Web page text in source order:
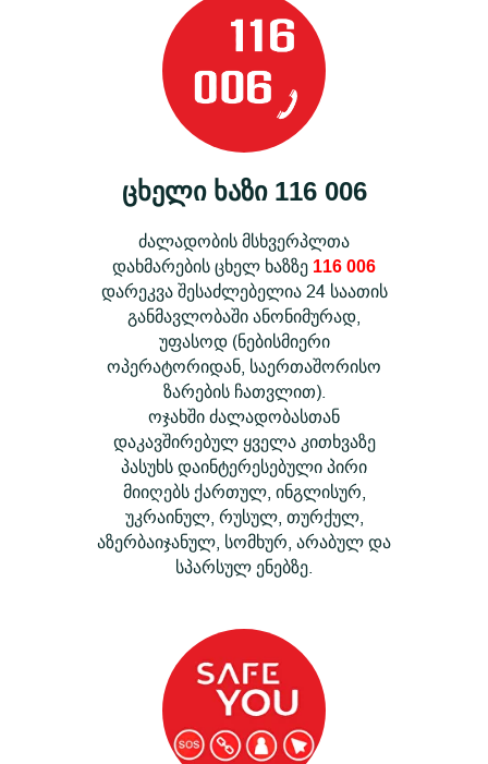
ცხელი ხაზი 116 006
ძალადობის მსხვერპლთა
დახმარების ცხელ ხაზზე 116 006
დარეკვა შესაძლებელია 24 საათის
განმავლობაში ანონიმურად,
უფასოდ (ნებისმიერი
ოპერატორიდან, საერთაშორისო
ზარების ჩათვლით).
ოჯახში ძალადობასთან
დაკავშირებულ ყველა კითხვაზე
პასუხს დაინტერესებული პირი
მიიღებს ქართულ, ინგლისურ,
უკრაინულ, რუსულ, თურქულ,
აზერბაიჯანულ, სომხურ, არაბულ და
სპარსულ ენებზე.